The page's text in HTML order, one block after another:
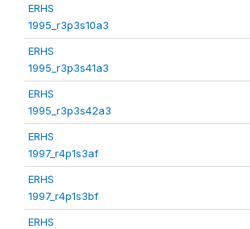
ERHS
1995_r3p3s10a3
ERHS
1995_r3p3s41a3
ERHS
1995_r3p3s42a3
ERHS
1997_r4p1s3af
ERHS
1997_r4p1s3bf
ERHS